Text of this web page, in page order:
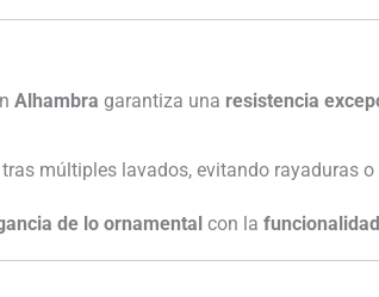
Alhambra garantiza una resistencia
múltiples lavados, evitando rayaduras o
de lo ornamentalcon la